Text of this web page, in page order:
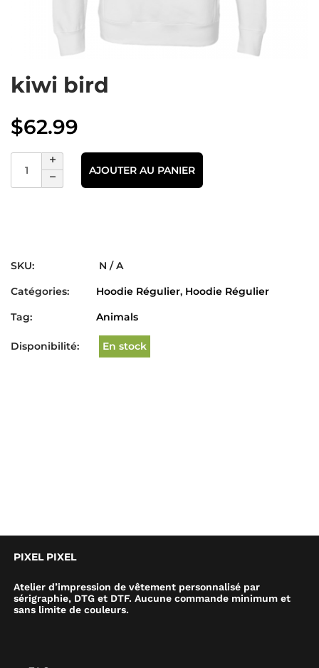
kiwi bird
$62.99
AJOUTER AU PANIER
SKU:
N / A
Catégories:
Hoodie Régulier, Hoodie Régulier
Tag:
Animals
Disponibilité: En stock
PIXEL PIXEL
Atelier d’impression de vêtement personnalisé par
sérigraphie, DTG et DTF. Aucune commande minimum et
sans limite de couleurs.